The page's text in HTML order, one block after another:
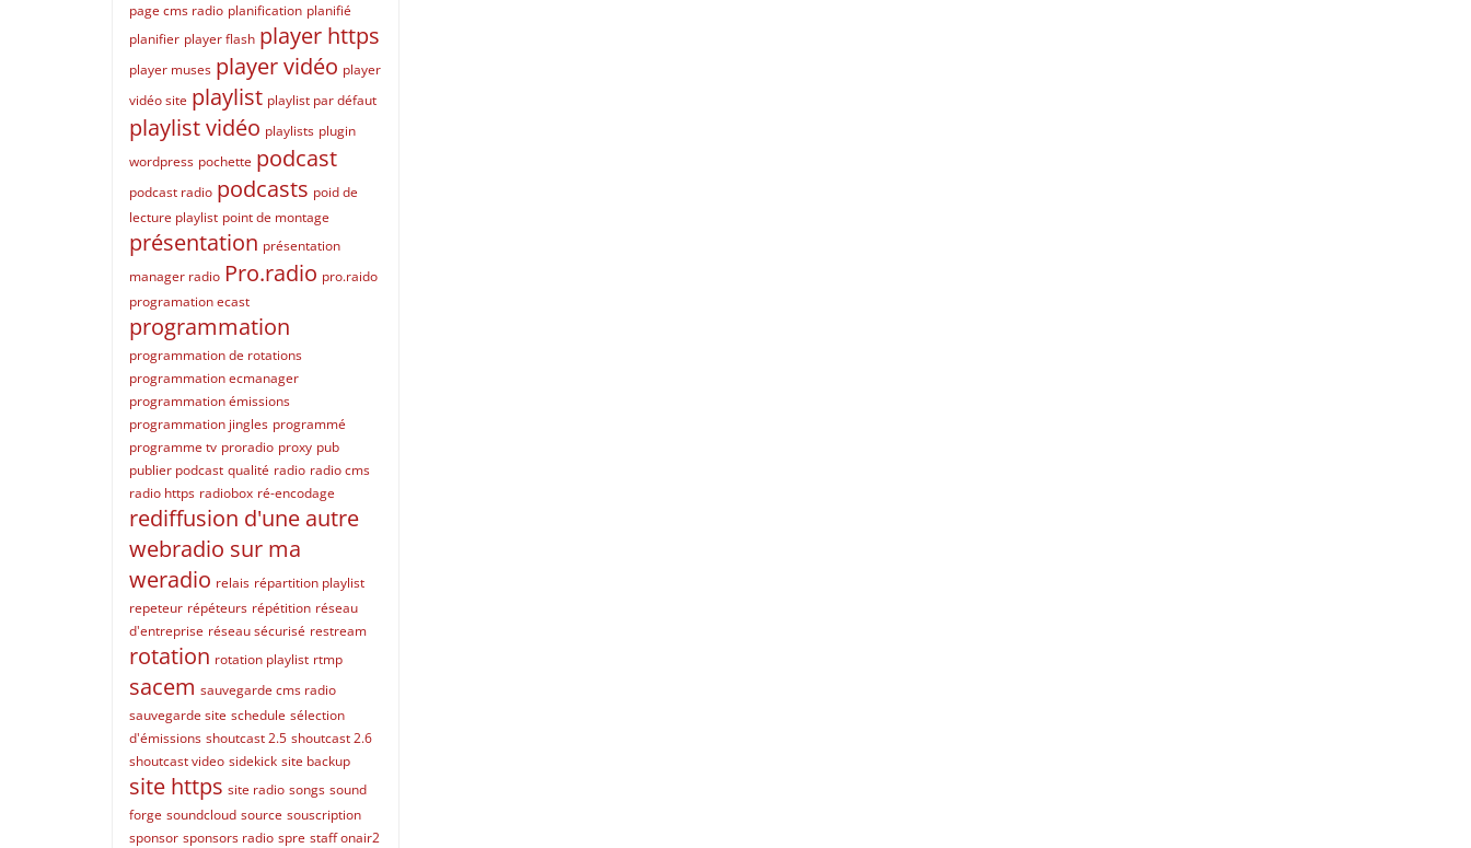
page cms radio planification planifié
planifier player flash player https
player muses player vidéo player
vidéo site playlist playlist par défaut
playlist vidéo playlists plugin
wordpress pochette podcast
podcast radio podcasts poid de
lecture playlist point de montage
présentation présentation
manager radio Pro.radio pro.raido
programation ecast
programmation
programmation de rotations
programmation ecmanager
programmation émissions
programmation jingles programmé
programme tv proradio proxy pub
publier podcast qualité radio radio cms
radio https radiobox ré-encodage
rediffusion d'une autre
webradio sur ma
weradio relais répartition playlist
repeteur répéteurs répétition réseau
d'entreprise réseau sécurisé restream
rotation rotation playlist rtmp
sacem sauvegarde cms radio
sauvegarde site schedule sélection
d'émissions shoutcast 2.5 shoutcast 2.6
shoutcast video sidekick site backup
site https site radio songs sound
forge soundcloud source souscription
sponsor sponsors radio spre staff onair2